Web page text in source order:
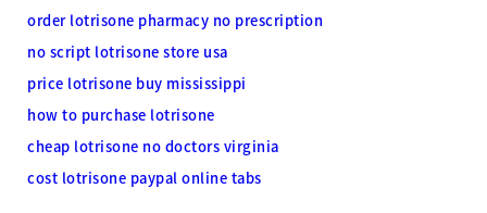
order lotrisone pharmacy no prescription
no script lotrisone store usa
price lotrisone buy mississippi
how to purchase lotrisone
cheap lotrisone no doctors virginia
cost lotrisone paypal online tabs